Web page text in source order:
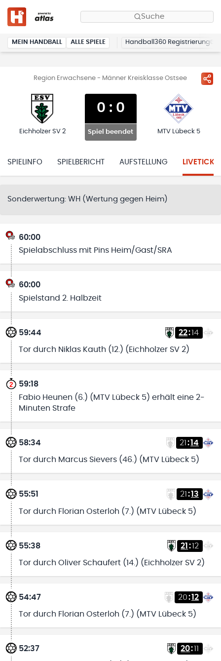
Suche
MEIN HANDBALL ALLE SPIELE Handball360 Registrierung
Region Erwachsene - Männer Kreisklasse Ostsee
Eichholzer SV 2
0 : 0
Spiel beendet MTV Lübeck 5
SPIELINFO SPIELBERICHT AUFSTELLUNG
Sonderwertung: WH (Wertung gegen Heim)
60:00
Spielabschluss mit Pins Heim/Gast/SRA
60:00
Spielstand 2. Halbzeit
59:44 22:14
Tor durch Niklas Kauth (12.) (Eichholzer SV 2)
59:18
Fabio Heunen (6.) (MTV Lübeck 5) erhält eine 2-
Minuten Strafe
58:34 21 :14
Tor durch Marcus Sievers (46.) (MTV Lübeck 5)
55:51 21 :13
Tor durch Florian Osterloh (7.) (MTV Lübeck 5)
55:38 21 :12
Tor durch Oliver Schaufert (14.) (Eichholzer SV 2)
54:47 20:12
Tor durch Florian Osterloh (7.) (MTV Lübeck 5)
52:37 20:11